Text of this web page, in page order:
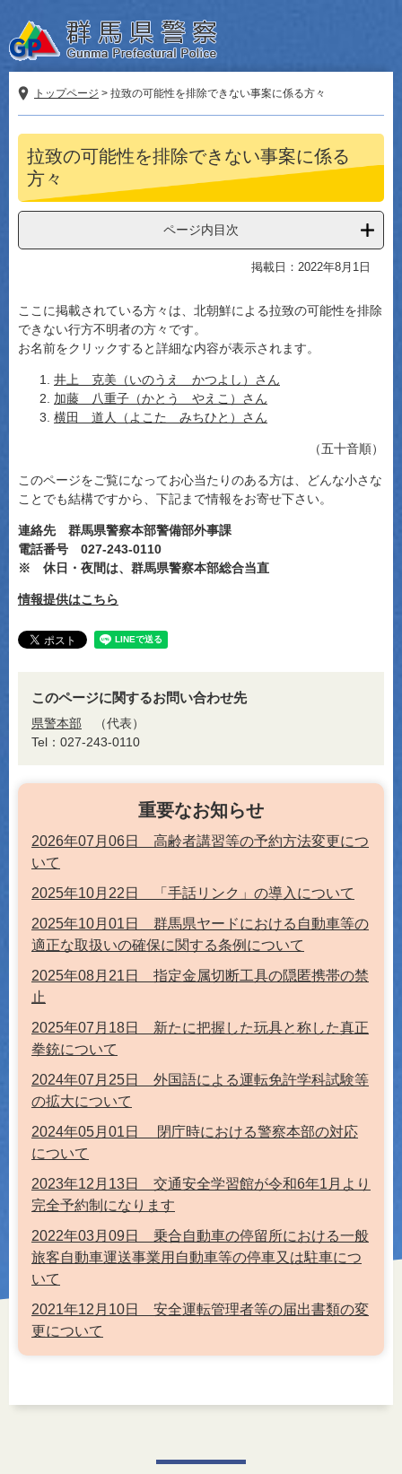
ー
ジ
の
ニ
ュ
ー
トップページ > 拉致の可能性を排除できない事案に係る方々
文拉致の可能性を排除できない事案に係る
方々
ページ内目次
掲載日：2022年8月1日
ここに掲載されている方々は、北朝鮮による拉致の可能性を排除
できない行方不明者の方々です。
お名前をクリックすると詳細な内容が表示されます。
井上 克美（いのうえ かつよし）さん
加藤 八重子（かとう やえこ）さん
横田 道人（よこた みちひと）さん
（五十音順）
このページをご覧になってお心当たりのある方は、どんな小さな
ことでも結構ですから、下記まで情報をお寄せ下さい。
連絡先 群馬県警察本部警備部外事課
電話番号 027-243-0110
※ 休日・夜間は、群馬県警察本部総合当直
情報提供はこちら
このページに関するお問い合わせ先
県警本部
代表
Tel：027-243-0110
重要なお知らせ
2026年07月06日 高齢者講習等の予約方法変更につ
いて
2025年10月22日 「手話リンク」の導入について
2025年10月01日 群馬県ヤードにおける自動車等の
適正な取扱いの確保に関する条例について
2025年08月21日 指定金属切断工具の隠匿携帯の禁
止
2025年07月18日 新たに把握した玩具と称した真正
拳銃について
2024年07月25日 外国語による運転免許学科試験等
の拡大について
2024年05月01日 閉庁時における警察本部の対応
について
2023年12月13日 交通安全学習館が令和6年1月より
完全予約制になります
2022年03月09日 乗合自動車の停留所における一般
旅客自動車運送事業用自動車等の停車又は駐車につ
いて
2021年12月10日 安全運転管理者等の届出書類の変
更について